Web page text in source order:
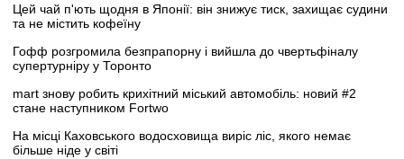
Цей чай п'ють щодня в Японії: він знижує тиск, захищає судини
та не містить кофеїну
Гофф розгромила безпрапорну і вийшла до чвертьфіналу
супертурніру у Торонто
mart знову робить крихітний міський автомобіль: новий #2
стане наступником Fortwo
На місці Каховського водосховища виріс ліс, якого немає
більше ніде у світі